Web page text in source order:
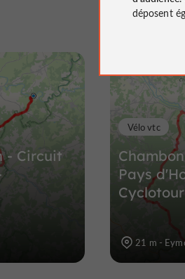
- Circuit
Pays
Vélo vtc
21 m -
déposent